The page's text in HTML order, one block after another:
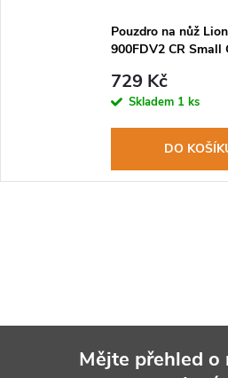
Pouzdro na nůž
900FDV2 CR Small
729 Kč
Skladem 1 ks
DO
Mějte přehled o